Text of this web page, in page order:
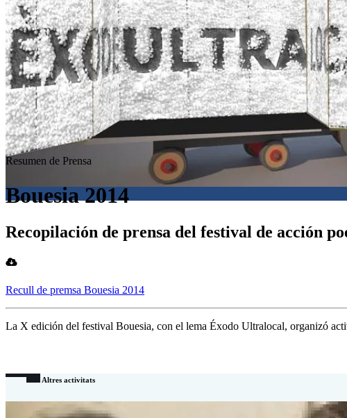
Resumen de Prensa
Bouesia 2014
Recopilación de prensa del festival de acción
Recull de premsa Bouesia 2014
La X edición del festival Bouesia, con el lema Éxodo Ultralocal, organizó
Altres activitats